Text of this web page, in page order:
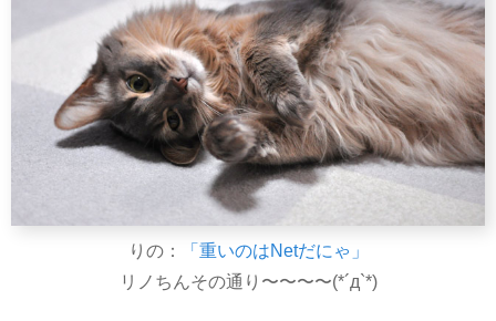
りの：
「重いのはNetだにゃ」
リノちんその通り〜〜〜〜(*´д`*)